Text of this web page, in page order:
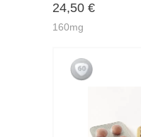
24,50 €
160mg